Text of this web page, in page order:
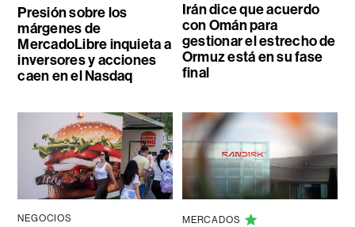
Presión sobre los
márgenes de
MercadoLibre inquieta a
inversores y acciones
caen en el Nasdaq
Irán dice que acuerdo
con Omán para
gestionar el estrecho de
Ormuz está en su fase
final
NEGOCIOS MERCADOS